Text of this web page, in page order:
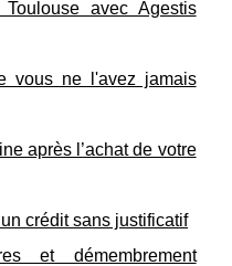
avec Agestis
vous ne l'avez jamais
après l’achat de votre
crédit sans justificatif
et démembrement